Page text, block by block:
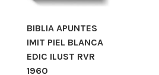
BIBLIA APUNTES
IMIT PIEL BLANCA
EDIC ILUST RVR
1960